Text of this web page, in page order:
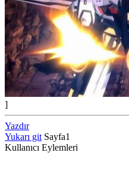
]
Yazdır
Yukarı git Sayfa1
Kullanıcı Eylemleri